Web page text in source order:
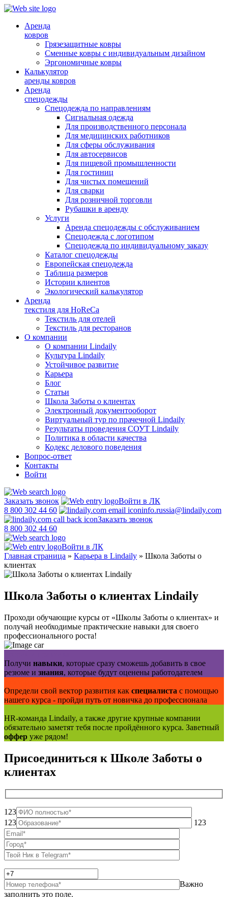
Аренда
ковров
Грязезащитные ковры
Сменные ковры с индивидуальным дизайном
Эргономичные ковры
Калькулятор
аренды ковров
Аренда
спецодежды
Спецодежда по направлениям
Сигнальная одежда
Для производственного персонала
Для медицинских работников
Для сферы обслуживания
Для автосервисов
Для пищевой промышленности
Для гостиниц
Для чистых помещений
Для сварки
Для розничной торговли
Рубашки в аренду
Услуги
Аренда спецодежды с обслуживанием
Спецодежда с логотипом
Спецодежда по индивидуальному заказу
Каталог спецодежды
Европейская спецодежда
Таблица размеров
Истории клиентов
Экологический калькулятор
Аренда
текстиля для HoReCa
Текстиль для отелей
Текстиль для ресторанов
О компании
О компании Lindaily
Культура Lindaily
Устойчивое развитие
Карьера
Блог
Статьи
Школа Заботы о клиентах
Электронный документооборот
Виртуальный тур по прачечной Lindaily
Результаты проведения СОУТ Lindaily
Политика в области качества
Кодекс делового поведения
Вопрос-ответ
Контакты
Войти
Заказать звонок
Войти в ЛК
8 800 302 44 60
info.russia@lindaily.com
Заказать звонок
8 800 302 44 60
Войти в ЛК
Главная страница » Карьера в Lindaily » Школа Заботы о
клиентах
Школа Заботы о клиентах Lindaily
Проходи обучающие курсы от «Школы Заботы о клиентах» и
получай необходимые практические навыки для своего
профессионального роста!
Получи навыки, которые сразу сможешь добавить в свое
резюме и знания, которые будут оценены работодателем
Определи свой вектор развития как специалиста с помощью
нашего курса - пройди путь от новичка до профессионала
HR-команда Lindaily, а также другие крупные компании
обязательно заметят тебя после пройдённого курса. Заветный
оффер уже рядом!
Присоединиться к Школе Заботы о
клиентах
123
123
123
Важно
заполнить это поле.